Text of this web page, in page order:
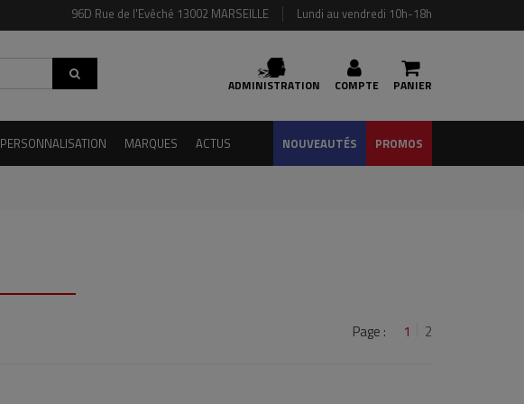
96D Rue de l'Evêché 13002 MARSEILLE Lundi au vendredi 10h-18h
PANIER
COMPTE
ADMINISTRATION
PERSONNALISATION MARQUES ACTUS PROMOS
NOUVEAUTÉS
Page : 1 2